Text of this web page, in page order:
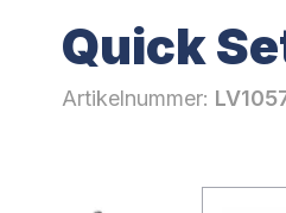
Quick
Artikelnummer: